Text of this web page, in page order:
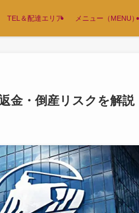
TEL＆配達エリア メニュー（MENU）
金・倒産リスクを解説